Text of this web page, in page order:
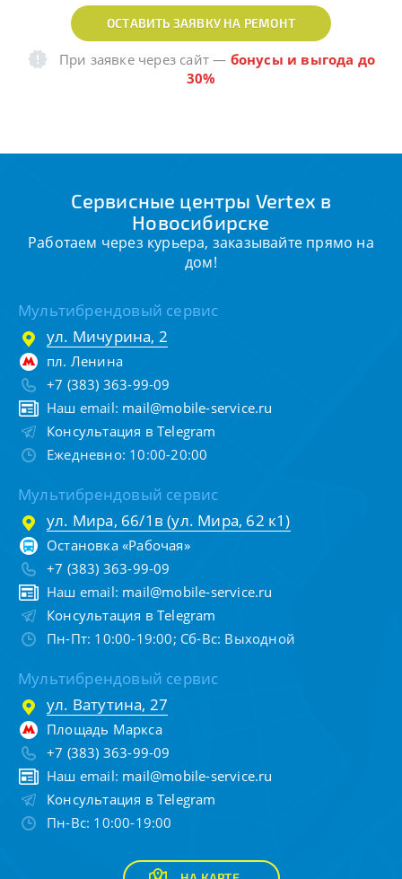
ОСТАВИТЬ ЗАЯВКУ НА РЕМОНТ
При заявке через сайт— бонусы и выгода до
30%
Сервисные центры Vertex в
Новосибирске
Работаем через курьера, заказывайте прямо на
дом!
Мультибрендовый сервис
ул. Мичурина, 2
пл. Ленина
+7 (383) 363-99-09
Наш email: mail@mobile-service.ru
Консультация в Telegram
Ежедневно: 10:00-20:00
Мультибрендовый сервис
ул. Мира, 66/1в (ул. Мира, 62 к1)
Остановка «Рабочая»
+7 (383) 363-99-09
Наш email: mail@mobile-service.ru
Консультация в Telegram
Пн-Пт: 10:00-19:00; Сб-Вс: Выходной
Мультибрендовый сервис
ул. Ватутина, 27
Площадь Маркса
+7 (383) 363-99-09
Наш email: mail@mobile-service.ru
Консультация в Telegram
Пн-Вс: 10:00-19:00